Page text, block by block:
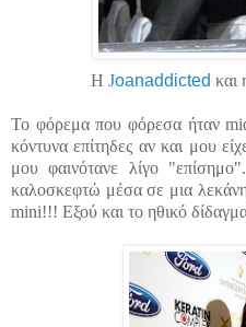
Η Joanaddicted και
Το φόρεμα που φόρεσα ήταν
κόντυνα επίτηδες αν και μου
μου φαινότανε λίγο
καλοσκεφτώ μέσα σε μια
mini!!! Eξού και το ηθικό